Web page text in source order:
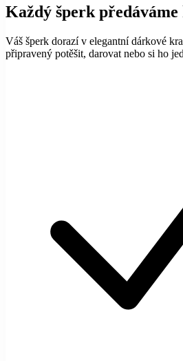
Každý šperk předáváme
Váš šperk dorazí v elegantní dárkové
připravený potěšit, darovat nebo si ho